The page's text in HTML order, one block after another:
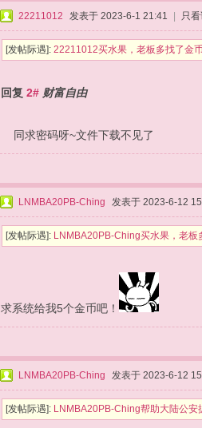
22211012 发表于 2023-6-1 21:41 只
[发帖际遇]: 22211012买水果，老板多找了金
回复 2# 财富自由
同求密码呀~文件下载不见了
LNMBA20PB-Ching 发表于 2023-6-12
[发帖际遇]: LNMBA20PB-Ching买水果，老
求系统给我5个金币吧！
LNMBA20PB-Ching 发表于 2023-6-12
[发帖际遇]: LNMBA20PB-Ching帮助大陆公